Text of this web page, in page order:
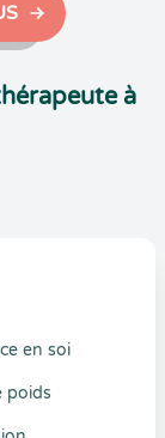
à
en soi
poids